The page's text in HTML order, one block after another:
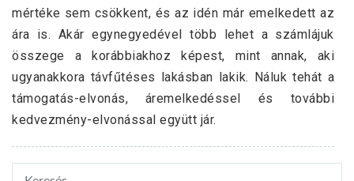
mértéke sem csökkent, és az idén már emelkedett az
ára is. Akár egynegyedével több lehet a számlájuk
összege a korábbiakhoz képest, mint annak, aki
ugyanakkora távfűtéses lakásban lakik. Náluk tehát a
támogatás-elvonás, áremelkedéssel és további
kedvezmény-elvonással együtt jár.